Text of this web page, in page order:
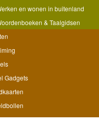
en wonen in buitenland
& Taalgidsen
Gadgets